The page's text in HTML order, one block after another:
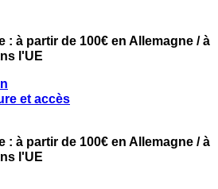
: à partir de 100€ en Allemagne / à
l'UE
et accès
: à partir de 100€ en Allemagne / à
l'UE